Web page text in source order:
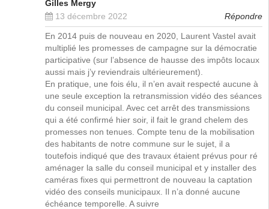
Gilles Mergy
13 décembre 2022
Répondre
En 2014 puis de nouveau en 2020, Laurent Vastel avait
multiplié les promesses de campagne sur la démocratie
participative (sur l’absence de hausse des impôts locaux
aussi mais j’y reviendrais ultérieurement).
En pratique, une fois élu, il n’en avait respecté aucune à
une seule exception la retransmission vidéo des séances
du conseil municipal. Avec cet arrêt des transmissions
qui a été confirmé hier soir, il fait le grand chelem des
promesses non tenues. Compte tenu de la mobilisation
des habitants de notre commune sur le sujet, il a
toutefois indiqué que des travaux étaient prévus pour ré
aménager la salle du conseil municipal et y installer des
caméras fixes qui permettront de nouveau la captation
vidéo des conseils municipaux. Il n’a donné aucune
échéance temporelle. A suivre